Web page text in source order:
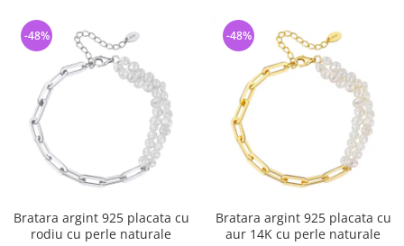
Bratara argint 925 placata cu
rodiu cu perle naturale
-48%
Bratara argint 925 placata cu
aur 14K cu perle naturale
-48%